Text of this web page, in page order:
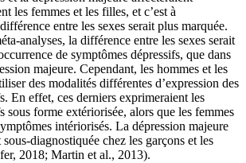
les femmes et les filles, et c’est à
entre les sexes serait plus marquée.
analyses, la différence entre les sexes serait
de symptômes dépressifs, que dans
majeure. Cependant, les hommes et les
des modalités différentes d’expression des
En effet, ces derniers exprimeraient les
sous forme extériorisée, alors que les femmes
intériorisés. La dépression majeure
diagnostiquée chez les garçons et les
2018; Martin et al., 2013).